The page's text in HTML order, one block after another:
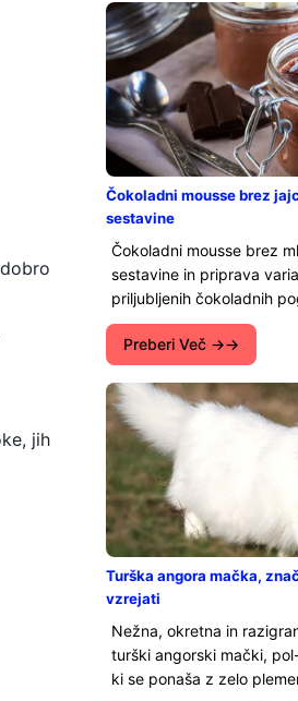
jih
Čokoladni mousse brez
sestavine
Čokoladni mousse brez
sestavine in priprava
priljubljenih čokoladnih
Preberi Več →
Turška angora mačka,
vzrejati
Nežna, okretna in
turški angorski mački,
ki se ponaša z zelo